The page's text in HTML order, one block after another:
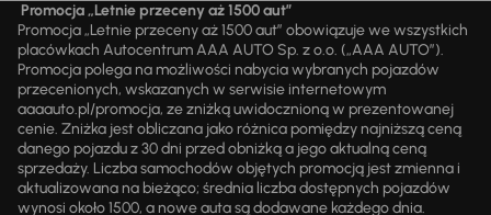
Promocja „Letnie przeceny aż 1500 aut”
Promocja „Letnie przeceny aż 1500 aut” obowiązuje we wszystkich
placówkach Autocentrum AAA AUTO Sp. z o.o. („AAA AUTO”).
Promocja polega na możliwości nabycia wybranych pojazdów
przecenionych, wskazanych w serwisie internetowym
aaaauto.pl/promocja, ze zniżką uwidocznioną w prezentowanej
cenie. Zniżka jest obliczana jako różnica pomiędzy najniższą ceną
danego pojazdu z 30 dni przed obniżką a jego aktualną ceną
sprzedaży. Liczba samochodów objętych promocją jest zmienna i
aktualizowana na bieżąco; średnia liczba dostępnych pojazdów
wynosi około 1500, a nowe auta są dodawane każdego dnia.